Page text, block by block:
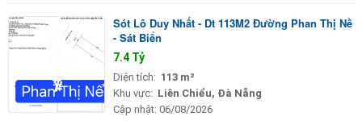
Sót Lô Duy Nhất - Dt 113M2 Đường Phan Thị Nề
- Sát Biển
7.4 Tỷ
Diện tích: 113 m²
Khu vực: Liên Chiểu, Đà Nẵng
Cập nhật: 06/08/2026